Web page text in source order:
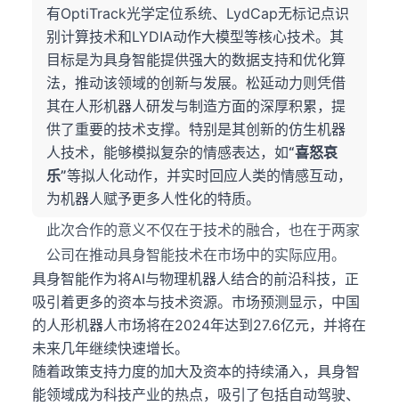
有OptiTrack光学定位系统、LydCap无标记点识
别计算技术和LYDIA动作大模型等核心技术。其
目标是为具身智能提供强大的数据支持和优化算
法，推动该领域的创新与发展。松延动力则凭借
其在人形机器人研发与制造方面的深厚积累，提
供了重要的技术支撑。特别是其创新的仿生机器
人技术，能够模拟复杂的情感表达，如“喜怒哀
乐”等拟人化动作，并实时回应人类的情感互动，
为机器人赋予更多人性化的特质。
此次合作的意义不仅在于技术的融合，也在于两家
公司在推动具身智能技术在市场中的实际应用。
具身智能作为将AI与物理机器人结合的前沿科技，正
吸引着更多的资本与技术资源。市场预测显示，中国
的人形机器人市场将在2024年达到27.6亿元，并将在
未来几年继续快速增长。
随着政策支持力度的加大及资本的持续涌入，具身智
能领域成为科技产业的热点，吸引了包括自动驾驶、